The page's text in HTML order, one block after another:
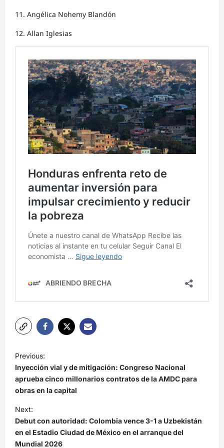
11. ⁠Angélica Nohemy Blandón
12. ⁠Allan Iglesias
N
a
v
e
g
a
c
Previous:
Inyección vial y de mitigación: Congreso Nacional
aprueba cinco millonarios contratos de la AMDC para
obras en la capital
Next:
Debut con autoridad: Colombia vence 3-1 a Uzbekistán
en el Estadio Ciudad de México en el arranque del
Mundial 2026